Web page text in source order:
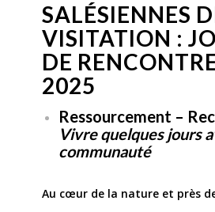
SALÉSIENNES
VISITATION :
DE
2025
Ressourcement –
Vivre quelques jours
communauté
Au cœur de la nature et près